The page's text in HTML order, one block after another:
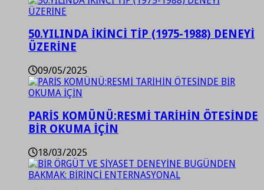
50.YILINDA İKİNCİ TİP (1975-1988) DENEYİ
ÜZERİNE
09/05/2025
PARİS KOMÜNÜ:RESMİ TARİHİN ÖTESİNDE
BİR OKUMA İÇİN
18/03/2025